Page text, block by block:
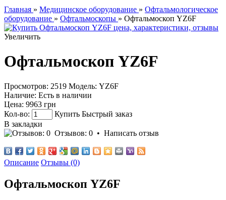
Главная » Медицинское оборудование » Офтальмологическое
оборудование » Офтальмоскопы » Офтальмоскоп YZ6F
Увеличить
Офтальмоскоп YZ6F
Просмотров: 2519 Модель: YZ6F
Наличие: Есть в наличии
Цена: 9963 грн
Кол-во:
Купить Быстрый заказ
В закладки
Отзывов: 0 • Написать отзыв
Описание Отзывы (0)
Офтальмоскоп YZ6F